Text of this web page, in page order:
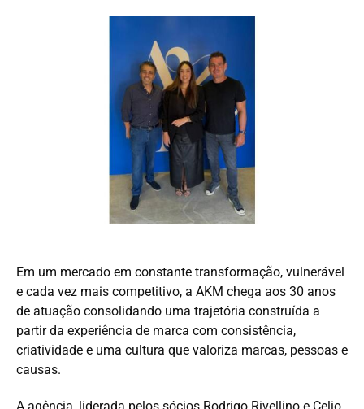
Em um mercado em constante transformação, vulnerável
e cada vez mais competitivo, a AKM chega aos 30 anos
de atuação consolidando uma trajetória construída a
partir da experiência de marca com consistência,
criatividade e uma cultura que valoriza marcas, pessoas e
causas.